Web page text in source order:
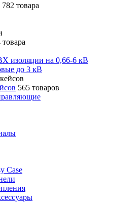
782 товара
товара
изоляции на 0,66-6 кВ
до 3 кВ
565 товаров
Case